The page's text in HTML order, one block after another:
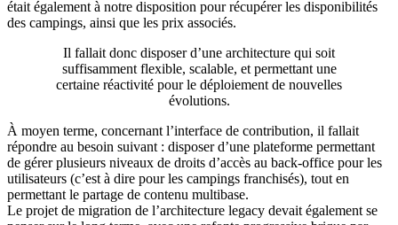
était également à notre disposition pour récupérer les disponibilités
des campings, ainsi que les prix associés.
Il fallait donc disposer d’une architecture qui soit
suffisamment flexible, scalable, et permettant une
certaine réactivité pour le déploiement de nouvelles
évolutions.
À moyen terme, concernant l’interface de contribution, il fallait
répondre au besoin suivant : disposer d’une plateforme permettant
de gérer plusieurs niveaux de droits d’accès au back-office pour les
utilisateurs (c’est à dire pour les campings franchisés), tout en
permettant le partage de contenu multibase.
Le projet de migration de l’architecture legacy devait également se